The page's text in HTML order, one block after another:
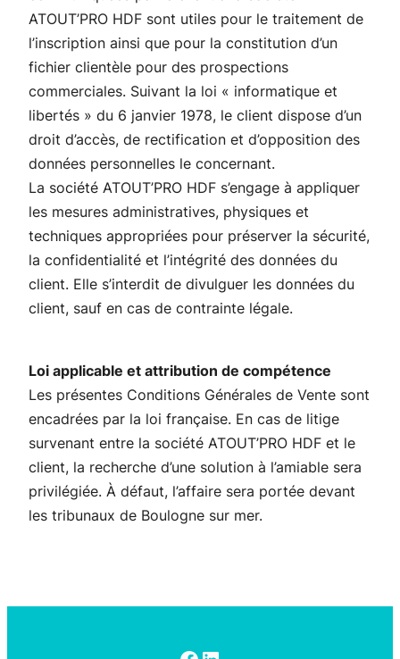
ATOUT’PRO HDF sont utiles pour le traitement de
l’inscription ainsi que pour la constitution d’un
fichier clientèle pour des prospections
commerciales. Suivant la loi « informatique et
libertés » du 6 janvier 1978, le client dispose d’un
droit d’accès, de rectification et d’opposition des
données personnelles le concernant.
La société ATOUT’PRO HDF s’engage à appliquer
les mesures administratives, physiques et
techniques appropriées pour préserver la sécurité,
la confidentialité et l’intégrité des données du
client. Elle s’interdit de divulguer les données du
client, sauf en cas de contrainte légale.
Loi applicable et attribution de compétence
Les présentes Conditions Générales de Vente sont
encadrées par la loi française. En cas de litige
survenant entre la société ATOUT’PRO HDF et le
client, la recherche d’une solution à l’amiable sera
privilégiée. À défaut, l’affaire sera portée devant
les tribunaux de Boulogne sur mer.